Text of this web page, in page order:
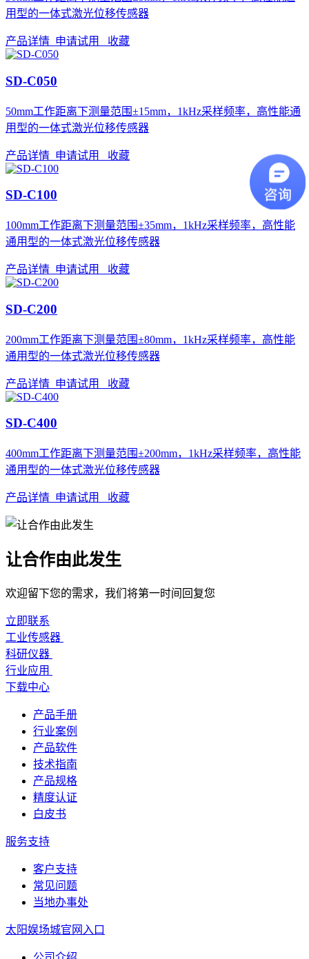
用型的一体式激光位移传感器
产品详情 申请试用 收藏
SD-C050
50mm工作距离下测量范围±15mm，1kHz采样频率，高性能通
用型的一体式激光位移传感器
产品详情 申请试用 收藏
SD-C100
100mm工作距离下测量范围±35mm，1kHz采样频率，高性能
通用型的一体式激光位移传感器
产品详情 申请试用 收藏
SD-C200
200mm工作距离下测量范围±80mm，1kHz采样频率，高性能
通用型的一体式激光位移传感器
产品详情 申请试用 收藏
SD-C400
400mm工作距离下测量范围±200mm，1kHz采样频率，高性能
通用型的一体式激光位移传感器
产品详情 申请试用 收藏
让合作由此发生
欢迎留下您的需求，我们将第一时间回复您
立即联系
工业传感器
科研仪器
行业应用
下载中心
产品手册
行业案例
产品软件
技术指南
产品规格
精度认证
白皮书
服务支持
客户支持
常见问题
当地办事处
太阳娱场城官网入口